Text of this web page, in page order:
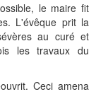
le maire fit
L'évêque prit la
au curé et
les travaux du
Ceci amena